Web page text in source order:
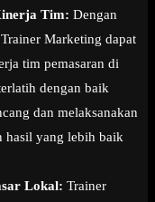
Tim: Dengan
Marketing dapat
tim pemasaran di
dengan baik
dan melaksanakan
hasil yang lebih baik
Lokal: Trainer